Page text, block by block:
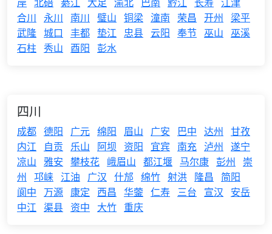
合川 永川 南川 璧山 铜梁 潼南 荣昌 开州
梁平
武隆 城口 丰都 垫江 忠县 云阳 奉节 巫山 巫溪
石柱 秀山 酉阳 彭水
四川
成都 德阳 广元 绵阳 眉山 广安 巴中 达州 甘孜
内江
自贡 乐山 阿坝 资阳 宜宾 南充 泸州 遂宁
凉山 雅安 攀枝花 峨眉山 都江堰 马尔康 彭州
崇
州 邛崃 江油 广汉 什邡 绵竹 射洪 隆昌
简阳
阆中
万源 康定 西昌 华蓥 仁寿 三台 宣汉
安岳
中江
渠县 资中 大竹 重庆